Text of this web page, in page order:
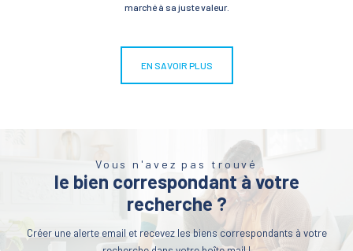
marché à sa juste valeur.
EN SAVOIR PLUS
Vous n'avez pas trouvé
le bien correspondant à votre
recherche ?
Créer une alerte email et recevez les biens correspondants à votre